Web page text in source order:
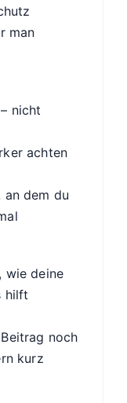
man
nicht
achten
an dem du
wie deine
hilft
noch
kurz